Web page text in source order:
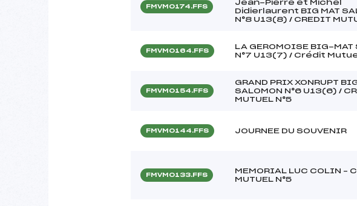
FMVM0174.FFS
Jean-Pierre et Michel
Didierlaurent BIG MAT
N°8 U13(8) / CREDIT
FMVM0164.FFS
LA GEROMOISE BIG-MAT
N°7 U13(7) / Crédit
FMVM0154.FFS
GRAND PRIX XONRUPT
SALOMON N°6 U13(6) /
MUTUEL N°5
FMVM0144.FFS JOURNEE DU SOUVENIR
FMVM0133.FFS
MEMORIAL LUC COLIN –
MUTUEL N°5